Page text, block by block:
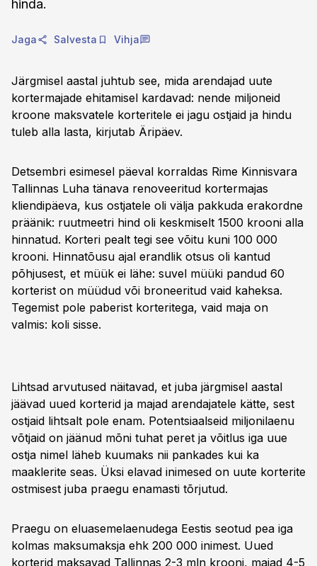
hinda.
Jaga Salvesta Vihja
Järgmisel aastal juhtub see, mida arendajad uute
kortermajade ehitamisel kardavad: nende miljoneid
kroone maksvatele korteritele ei jagu ostjaid ja hindu
tuleb alla lasta, kirjutab Äripäev.
Detsembri esimesel päeval korraldas Rime Kinnisvara
Tallinnas Luha tänava renoveeritud kortermajas
kliendipäeva, kus ostjatele oli välja pakkuda erakordne
präänik: ruutmeetri hind oli keskmiselt 1500 krooni alla
hinnatud. Korteri pealt tegi see võitu kuni 100 000
krooni. Hinnatõusu ajal erandlik otsus oli kantud
põhjusest, et müük ei lähe: suvel müüki pandud 60
korterist on müüdud või broneeritud vaid kaheksa.
Tegemist pole paberist korteritega, vaid maja on
valmis: koli sisse.
Lihtsad arvutused näitavad, et juba järgmisel aastal
jäävad uued korterid ja majad arendajatele kätte, sest
ostjaid lihtsalt pole enam. Potentsiaalseid miljonilaenu
võtjaid on jäänud mõni tuhat peret ja võitlus iga uue
ostja nimel läheb kuumaks nii pankades kui ka
maaklerite seas. Üksi elavad inimesed on uute korterite
ostmisest juba praegu enamasti tõrjutud.
Praegu on eluasemelaenudega Eestis seotud pea iga
kolmas maksumaksja ehk 200 000 inimest. Uued
korterid maksavad Tallinnas 2-3 mln krooni, majad 4-5